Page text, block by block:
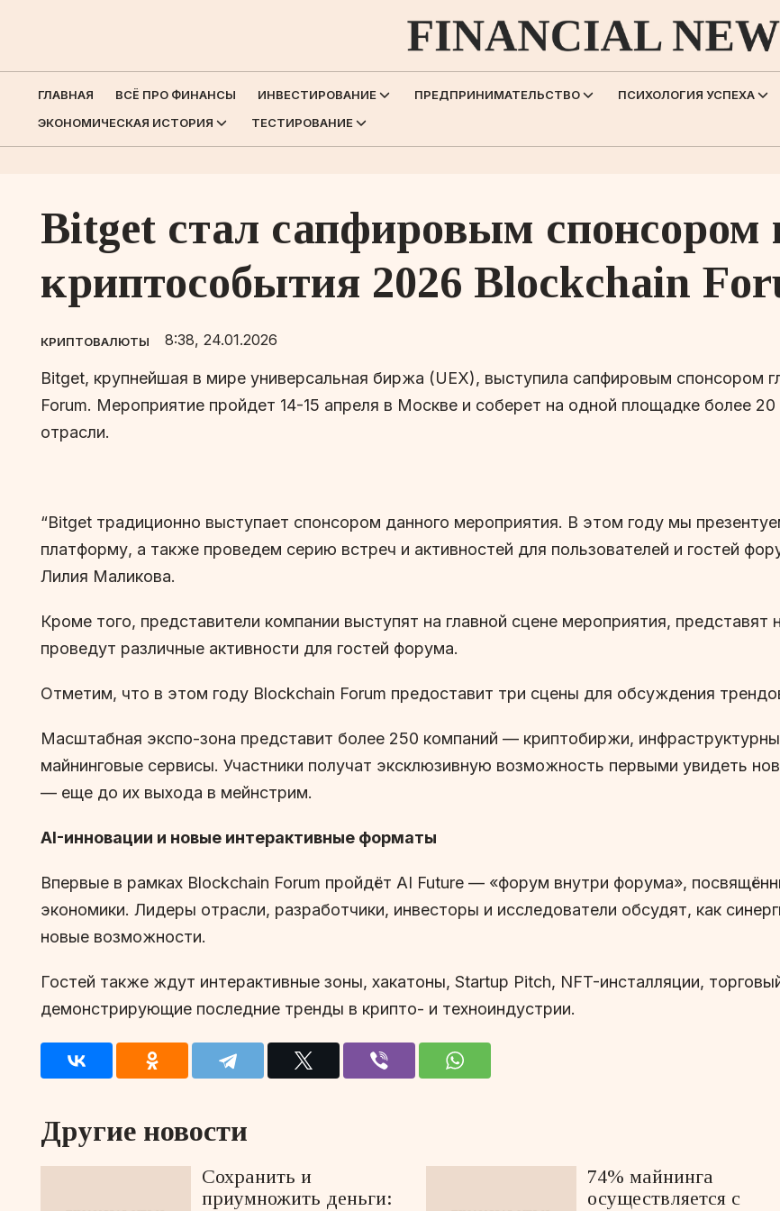
ГЛАВНАЯ ВСЁ ПРО ФИНАНСЫ ИНВЕСТИРОВАНИЕ ПРЕДПРИНИМАТЕЛЬСТВО ПСИХОЛОГИЯ УСПЕХА
ЭКОНОМИЧЕСКАЯ ИСТОРИЯ
ТЕСТИРОВАНИЕ
Bitget стал сапфировым спонсором
криптособытия 2026 Blockchain
КРИПТОВАЛЮТЫ 8:38, 24.01.2026
Bitget, крупнейшая в мире универсальная биржа (UEX), выступила сапфировым спонсором
Forum. Мероприятие пройдет 14-15 апреля в Москве и соберет на одной площадке более
отрасли.
“Bitget традиционно выступает спонсором данного мероприятия. В этом году мы
платформу, а также проведем серию встреч и активностей для пользователей и гостей
Лилия Маликова.
Кроме того, представители компании выступят на главной сцене мероприятия,
проведут различные активности для гостей форума.
Отметим, что в этом году Blockchain Forum предоставит три сцены для обсуждения
Масштабная экспо-зона представит более 250 компаний — криптобиржи,
майнинговые сервисы. Участники получат эксклюзивную возможность первыми увидеть
— еще до их выхода в мейнстрим.
AI-инновации и новые интерактивные форматы
Впервые в рамках Blockchain Forum пройдёт AI Future — «форум внутри форума»,
экономики. Лидеры отрасли, разработчики, инвесторы и исследователи обсудят, как
новые возможности.
Гостей также ждут интерактивные зоны, хакатоны, Startup Pitch, NFT-инсталляции,
демонстрирующие последние тренды в крипто- и техноиндустрии.
Другие новости
Сохранить и
приумножить деньги:
74% майнинга
осуществляется с